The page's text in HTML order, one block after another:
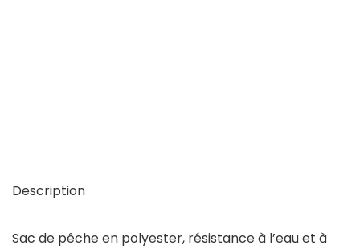
Description
Sac de pêche en polyester, résistance à l’eau et à